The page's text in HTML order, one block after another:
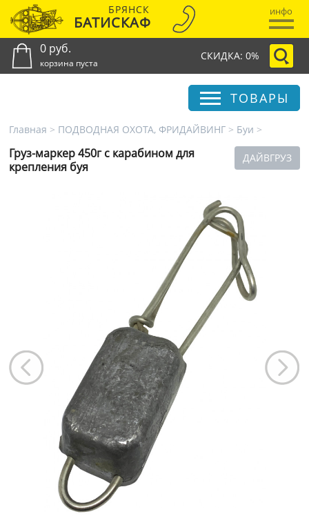
БРЯНСК
БАТИСКАФ
инфо
0 руб.
корзина пуста
СКИДКА: 0%
ТОВАРЫ
Главная > ПОДВОДНАЯ ОХОТА, ФРИДАЙВИНГ > Буи >
ДАЙВГРУЗ
Груз-маркер 450г с карабином для
крепления буя